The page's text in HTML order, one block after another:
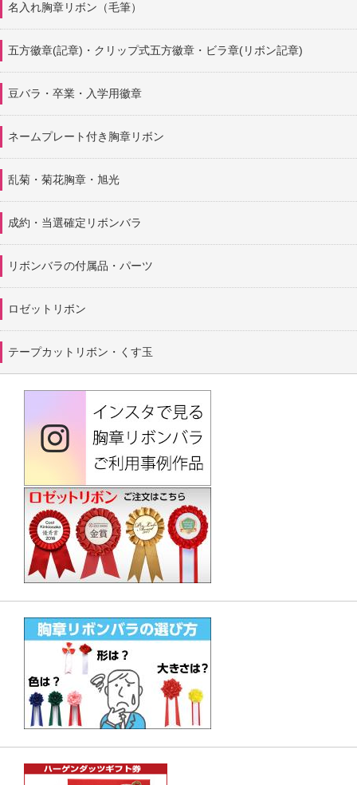
名入れ胸章リボン（毛筆）
五方徽章(記章)・ クリップ式五方徽章・ビラ章(リボン記章)
豆バラ・卒業・入学用徽章
ネームプレート付き胸章リボン
乱菊・菊花胸章・旭光
成約・当選確定リボンバラ
リボンバラの付属品・パーツ
ロゼットリボン
テープカットリボン・くす玉